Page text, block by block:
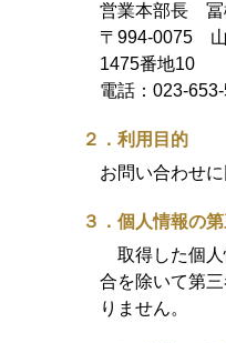
営業本部長 冨
〒994-0075
1475番地10
電話： 023-
２．利用目的
お問い合わせに
３．個人情報の
取得した個人
合を除いて第
りません。